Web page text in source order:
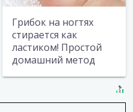
Грибок на ногтях
стирается как
ластиком! Простой
домашний метод